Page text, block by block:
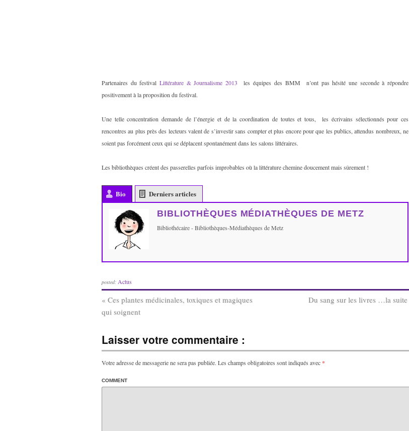
Partenaires du festivalLittérature & Journalisme 2013les équipes des BMM n’ont pas hésité une seconde à répondre
positivement à la proposition du festival.
Une telle concentration demande de l’énergie et de la coordination de toutes et tous, les écrivains sélectionnés pour ces
rencontres au plus près des lecteurs valent de s’investir sans compter et plus encore pour que les publics, attendus nombreux, ne
soient pas forcément ceux qui se déplacent spontanément dans les salons littéraires.
Les bibliothèques créent des passerelles parfois improbables où la littérature chemine doucement mais sûrement !
Bio Derniers articles
BIBLIOTHÈQUES MÉDIATHÈQUES DE METZ
Bibliothécaire - Bibliothèques-Médiathèques de Metz
posted: Actus
« Ces plantes médicinales, toxiques et magiques
qui soignent
Du sang sur les livres …la suite
Laisser votre commentaire :
Votre adresse de messagerie ne sera pas publiée. Les champs obligatoires sont indiqués avec *
COMMENT